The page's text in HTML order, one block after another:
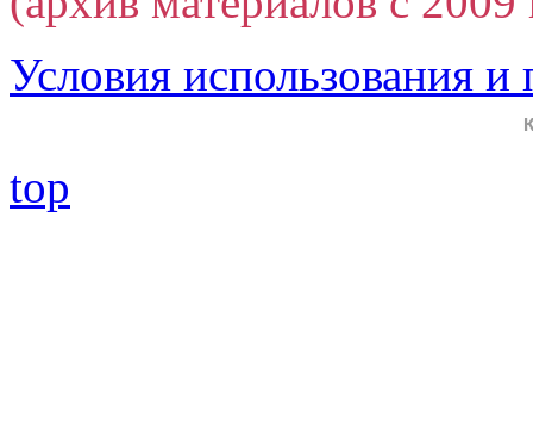
Условия использования
top